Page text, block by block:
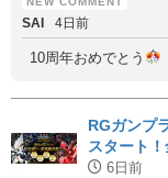
SAI 4日前
10周年おめでとう
RGガンプ
スタート
6日前